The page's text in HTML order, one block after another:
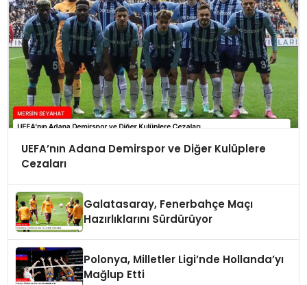
UEFA’nın Adana Demirspor ve Diğer Kulüplere
Cezaları
Galatasaray, Fenerbahçe Maçı
Hazırlıklarını Sürdürüyor
Polonya, Milletler Ligi’nde Hollanda’yı
Mağlup Etti